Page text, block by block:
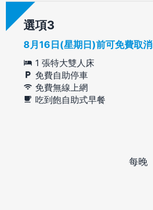
選項
8月16日(星期日)前可免費取消
1 張特大雙人床
免費自助停車
免費無線上網
吃到飽自助式早餐
每晚